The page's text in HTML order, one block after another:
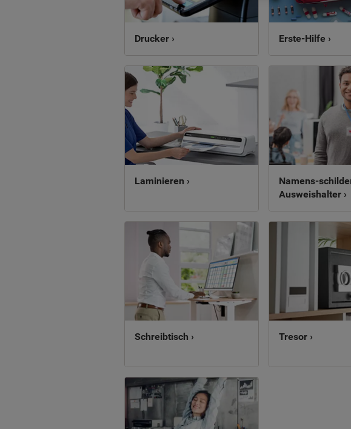
Drucker › Erste-Hilfe ›
Laminieren ›
Namens-
Ausweishalter ›
Schreibtisch › Tresor ›